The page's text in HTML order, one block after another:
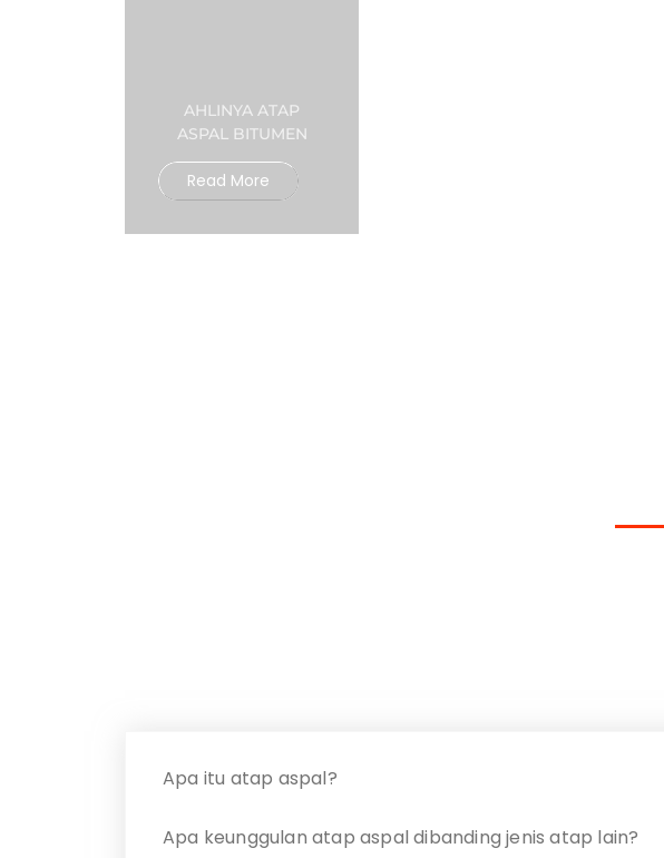
AHLINYA ATAP
ASPAL BITUMEN
Read More
Apa itu atap aspal?
Apa keunggulan atap aspal dibanding jenis atap lain?